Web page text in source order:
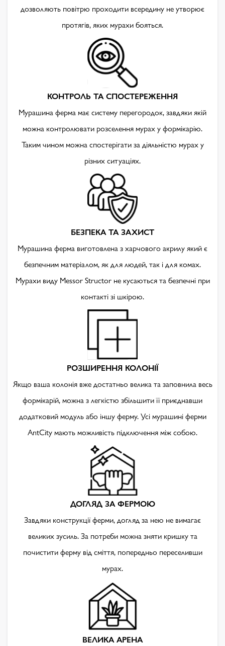
дозволяють повітрю проходити всередину не утворює
протягів, яких мурахи бояться.
КОНТРОЛЬ ТА СПОСТЕРЕЖЕННЯ
Мурашина ферма має систему перегородок, завдяки якій
можна контролювати розселення мурах у формікарію.
Таким чином можна спостерігати за діяльністю мурах у
різних ситуаціях.
БЕЗПЕКА ТА ЗАХИСТ
Мурашина ферма виготовлена з харчового акрилу який є
безпечним матеріалом, як для людей, так і для комах.
Мурахи виду Messor Structor не кусаються та безпечні при
контакті зі шкірою.
РОЗШИРЕННЯ КОЛОНІЇ
Якщо ваша колонія вже достатньо велика та заповнила весь
формікарій, можна з легкістю збільшити її приєднавши
додатковий модуль або іншу ферму. Усі мурашині ферми
AntCity мають можливість підключення між собою.
ДОГЛЯД ЗА ФЕРМОЮ
Завдяки конструкції ферми, догляд за нею не вимагає
великих зусиль. За потреби можна зняти кришку та
почистити ферму від сміття, попередньо переселивши
мурах.
ВЕЛИКА АРЕНА